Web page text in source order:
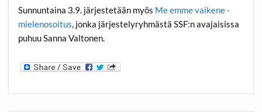
Sunnuntaina 3.9. järjestetään myös Me emme vaikene -
mielenosoitus, jonka järjestelyryhmästä SSF:n avajaisissa
puhuu Sanna Valtonen.